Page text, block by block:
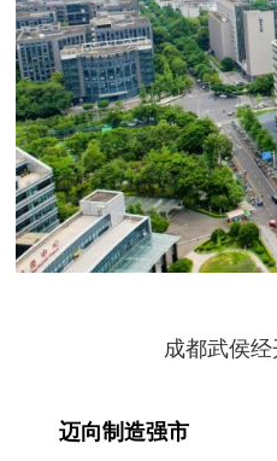
成都武侯
迈向制造强市